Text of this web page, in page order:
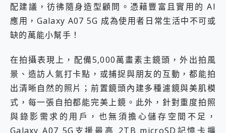
配建議，彷彿隨身造型顧問。憑藉豐富且實用的 AI
應用，Galaxy A07 5G 成為使用者日常生活中不可或
缺的萬能小幫手！
在拍攝表現上，配備5,000萬畫素主鏡頭，外出拍風
景、造訪人氣打卡點，或捕捉與朋友的互動，都能拍
出清晰自然的照片；前置鏡頭內建多種濾鏡與美肌模
式，每一張自拍都能完美上鏡。此外，針對重度拍照
與錄影需求的用戶，也無須擔心儲存空間不足，
Galaxy A07 5G支援最高 2TB microSD記憶卡擴